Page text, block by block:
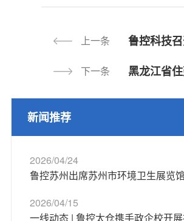
上一条
下一条
新闻推荐
2026/04/24
鲁控苏州出席苏州市环境卫生展览
2026/04/15